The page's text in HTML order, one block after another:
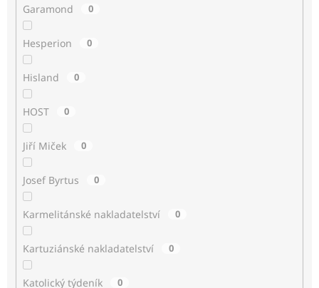
Garamond 0
Hesperion 0
Hisland 0
HOST 0
Jiří Miček 0
Josef Byrtus 0
Karmelitánské nakladatelství 0
Kartuziánské nakladatelství 0
Katolický týdeník 0